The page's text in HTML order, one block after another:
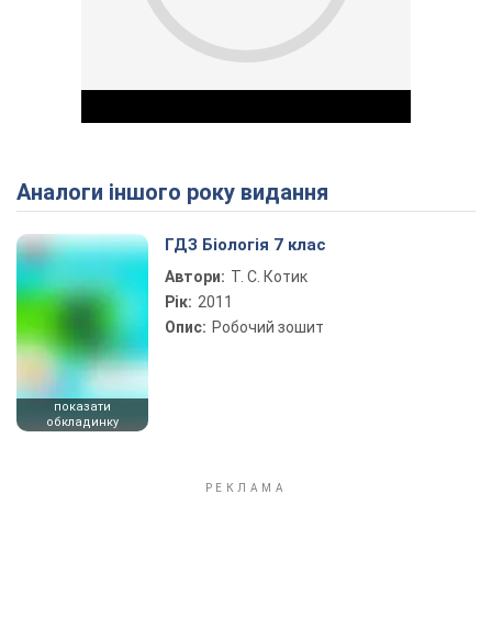
Play Video
Аналоги іншого року видання
показати
обкладинку
ГДЗ Біологія 7 клас
Автори: Т. С. Котик
Рік: 2011
Опис: Робочий зошит